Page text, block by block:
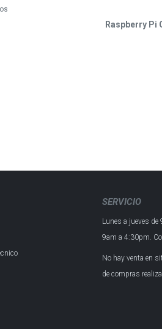
Raspberry Pi
SERVICIO
Lunes a jueves
9am a 4:30pm.
No hay venta en
de compras